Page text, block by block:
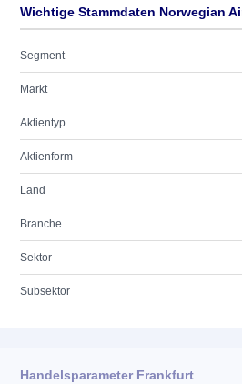
Wichtige Stammdaten Norwegian
Segment
Markt
Aktientyp
Aktienform
Land
Branche
Sektor
Subsektor
Handelsparameter Frankfurt